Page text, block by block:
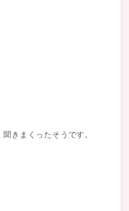
きまくったそうです。